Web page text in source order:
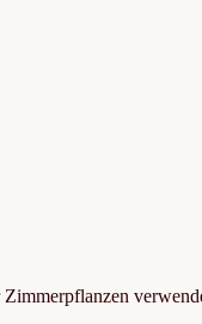
Zimmerpflanzen